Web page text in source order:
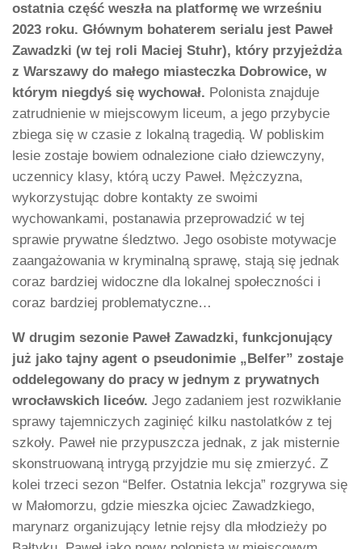
ostatnia część weszła na platformę we wrześniu
2023 roku. Głównym bohaterem serialu jest Paweł
Zawadzki (w tej roli Maciej Stuhr), który przyjeżdża
z Warszawy do małego miasteczka Dobrowice, w
którym niegdyś się wychował. Polonista znajduje
zatrudnienie w miejscowym liceum, a jego przybycie
zbiega się w czasie z lokalną tragedią. W pobliskim
lesie zostaje bowiem odnalezione ciało dziewczyny,
uczennicy klasy, którą uczy Paweł. Mężczyzna,
wykorzystując dobre kontakty ze swoimi
wychowankami, postanawia przeprowadzić w tej
sprawie prywatne śledztwo. Jego osobiste motywacje
zaangażowania w kryminalną sprawę, stają się jednak
coraz bardziej widoczne dla lokalnej społeczności i
coraz bardziej problematyczne…
W drugim sezonie Paweł Zawadzki, funkcjonujący
już jako tajny agent o pseudonimie „Belfer” zostaje
oddelegowany do pracy w jednym z prywatnych
wrocławskich liceów. Jego zadaniem jest rozwikłanie
sprawy tajemniczych zaginięć kilku nastolatków z tej
szkoły. Paweł nie przypuszcza jednak, z jak misternie
skonstruowaną intrygą przyjdzie mu się zmierzyć. Z
kolei trzeci sezon “Belfer. Ostatnia lekcja” rozgrywa się
w Małomorzu, gdzie mieszka ojciec Zawadzkiego,
marynarz organizujący letnie rejsy dla młodzieży po